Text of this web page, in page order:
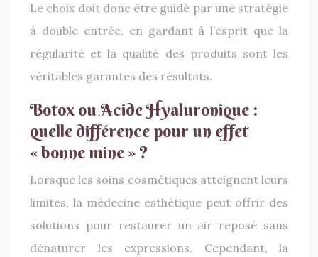
Le choix doit donc être guidé par une stratégie
à double entrée, en gardant à l’esprit que la
régularité et la qualité des produits sont les
véritables garantes des résultats.
Botox ou Acide Hyaluronique :
quelle différence pour un effet
« bonne mine » ?
Lorsque les soins cosmétiques atteignent leurs
limites, la médecine esthétique peut offrir des
solutions pour restaurer un air reposé sans
dénaturer les expressions. Cependant, la